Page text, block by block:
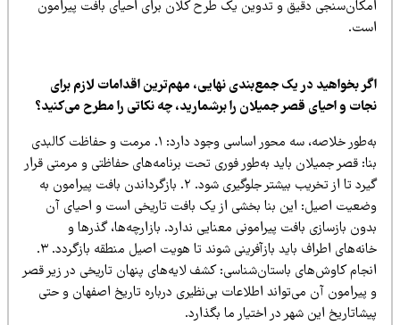
دقیق و تدوین یک طرح کلان برای احیای بافت پیرامون
بخواهید در یک جمع‌بندی نهایی، مهم‌ترین اقدامات لازم برای
و احیای قصر جمیلان را برشمارید، چه نکاتی را مطرح می‌کنید؟
به‌طور خلاصه، سه محور اساسی وجود دارد: ۱. مرمت و حفاظت کالبدی
قصر جمیلان باید به‌طور فوری تحت برنامه‌های حفاظتی و مرمتی قرار
گیرد تا از تخریب بیشتر جلوگیری شود. ۲. بازگرداندن بافت پیرامون به
اصیل: این بنا بخشی از یک بافت تاریخی است و احیای آن
بازسازی بافت پیرامونی معنایی ندارد. بازارچه‌ها، گذرها و
خانه‌های اطراف باید بازآفرینی شوند تا هویت اصیل منطقه بازگردد. ۳.
کاوش‌های باستان‌شناسی: کشف لایه‌های پنهان تاریخی در زیر قصر
پیرامون آن می‌تواند اطلاعات بی‌نظیری درباره تاریخ اصفهان و حتی
این شهر در اختیار ما بگذارد.